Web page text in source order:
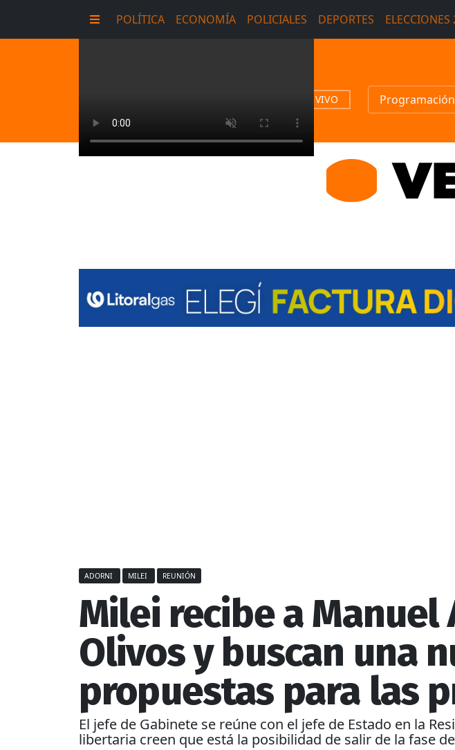
POLÍTICA ECONOMÍA POLICIALES DEPORTES
EN VIVO Programación
ADORNI MILEI REUNIÓN
Milei recibe a
Olivos y buscan una
propuestas para las
El jefe de Gabinete se reúne con el jefe de Estado en la
libertaria creen que está la posibilidad de salir de la fase